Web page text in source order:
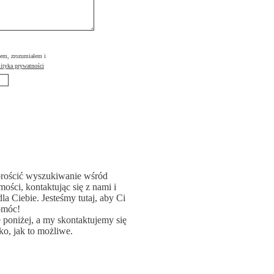
zrozumiałem i
prywatności
wyszukiwanie wśród
kontaktując się z nami i
Ciebie. Jesteśmy tutaj, aby Ci
a my skontaktujemy się
jak to możliwe.